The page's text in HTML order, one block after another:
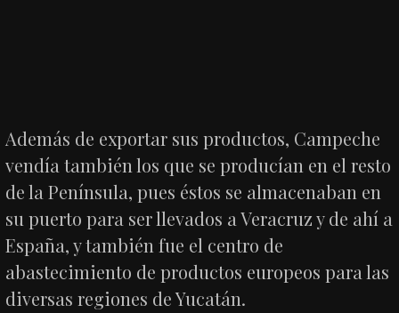
Además de exportar sus productos, Campeche
vendía también los que se producían en el resto
de la Península, pues éstos se almacenaban en
su puerto para ser llevados a Veracruz y de ahí a
España, y también fue el centro de
abastecimiento de productos europeos para las
diversas regiones de Yucatán.